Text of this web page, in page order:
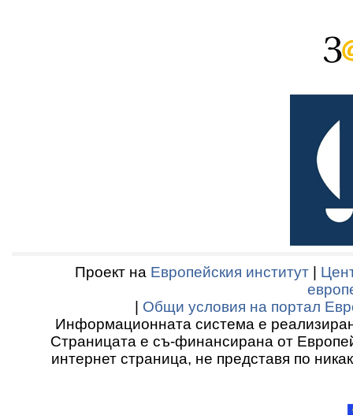
Проект на Европейския институт
Общи условия на портал
Информационната система е
Страницата е съ-финансирана от
интернет страница, не представя по